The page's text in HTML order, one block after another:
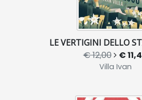
LE VERTIGINI DELLO
€ 12,00 €
Villa Ivan